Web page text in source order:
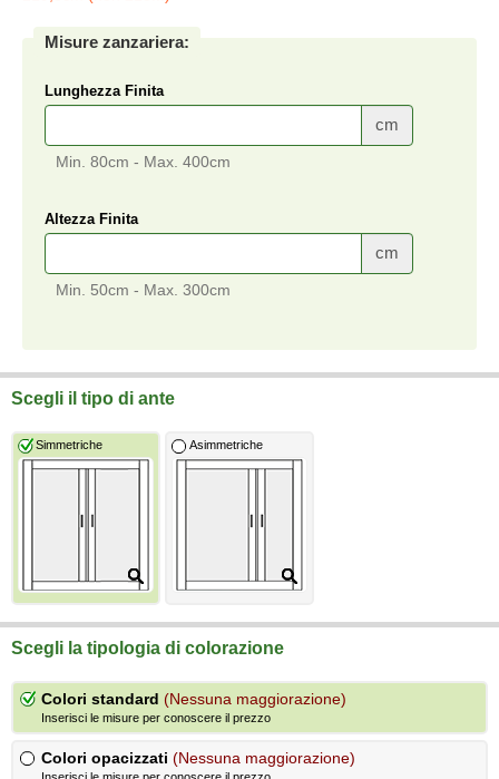
Misure zanzariera:
Lunghezza Finita
cm
Min. 80cm - Max. 400cm
Altezza Finita
cm
Min. 50cm - Max. 300cm
Scegli il tipo di ante
Simmetriche Asimmetriche
Scegli la tipologia di colorazione
Colori standard (Nessuna maggiorazione)
Inserisci le misure per conoscere il prezzo
Colori opacizzati (Nessuna maggiorazione)